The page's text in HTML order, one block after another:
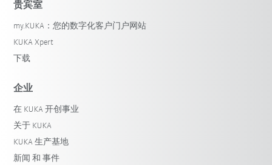
贵宾室
my.KUKA：您的数字化客户门户网站
KUKA Xpert
下载
企业
在 KUKA 开创事业
关于 KUKA
KUKA 生产基地
新闻 和 事件